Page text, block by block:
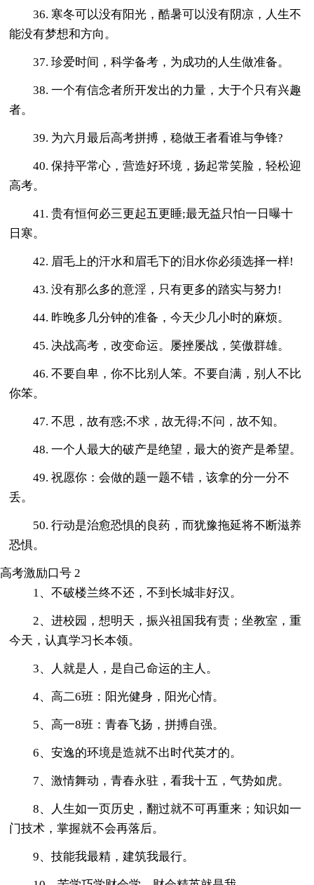
36. 寒冬可以没有阳光，酷暑可以没有阴凉，人生不
能没有梦想和方向。
37. 珍爱时间，科学备考，为成功的人生做准备。
38. 一个有信念者所开发出的力量，大于个只有兴趣
者。
39. 为六月最后高考拼搏，稳做王者看谁与争锋?
40. 保持平常心，营造好环境，扬起常笑脸，轻松迎
高考。
41. 贵有恒何必三更起五更睡;最无益只怕一日曝十
日寒。
42. 眉毛上的汗水和眉毛下的泪水你必须选择一样!
43. 没有那么多的意淫，只有更多的踏实与努力!
44. 昨晚多几分钟的准备，今天少几小时的麻烦。
45. 决战高考，改变命运。屡挫屡战，笑傲群雄。
46. 不要自卑，你不比别人笨。不要自满，别人不比
你笨。
47. 不思，故有惑;不求，故无得;不问，故不知。
48. 一个人最大的破产是绝望，最大的资产是希望。
49. 祝愿你：会做的题一题不错，该拿的分一分不
丢。
50. 行动是治愈恐惧的良药，而犹豫拖延将不断滋养
恐惧。
高考激励口号 2
1、不破楼兰终不还，不到长城非好汉。
2、进校园，想明天，振兴祖国我有责；坐教室，重
今天，认真学习长本领。
3、人就是人，是自己命运的主人。
4、高二6班：阳光健身，阳光心情。
5、高一8班：青春飞扬，拼搏自强。
6、安逸的环境是造就不出时代英才的。
7、激情舞动，青春永驻，看我十五，气势如虎。
8、人生如一页历史，翻过就不可再重来；知识如一
门技术，掌握就不会再落后。
9、技能我最精，建筑我最行。